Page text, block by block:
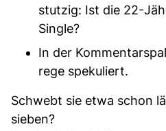
stutzig: Ist die 22-
Single?
In der
rege spekuliert.
Schwebt sie etwa schon
sieben?